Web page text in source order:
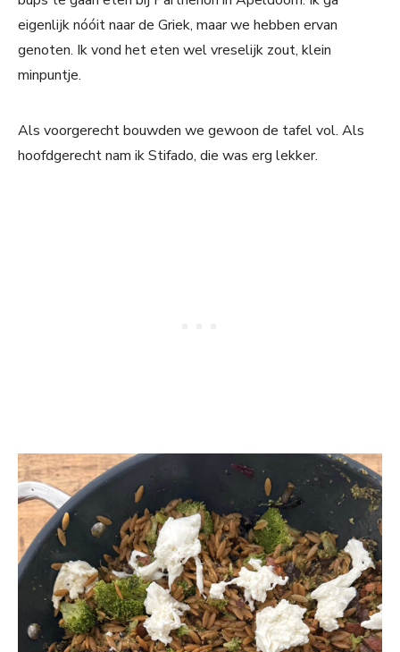
eigenlijk nóóit naar de Griek, maar we hebben ervan
genoten. Ik vond het eten wel vreselijk zout, klein
minpuntje.
Als voorgerecht bouwden we gewoon de tafel vol. Als
hoofdgerecht nam ik Stifado, die was erg lekker.